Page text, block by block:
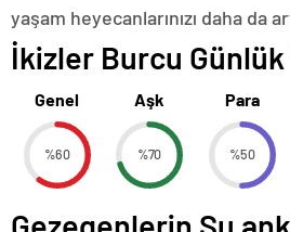
yaşam heyecanlarınızı daha da
İkizler Burcu Günlük
Genel
%60
Aşk
%70
Para
%50